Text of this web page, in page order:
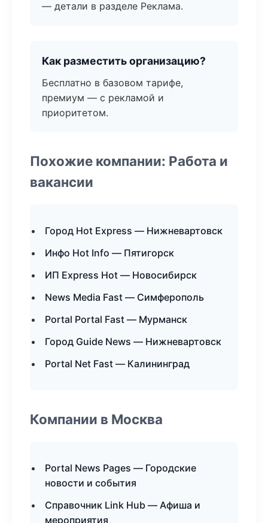
— детали в разделе Реклама.
Как разместить организацию?
Бесплатно в базовом тарифе,
премиум — с рекламой и
приоритетом.
Похожие компании: Работа и
вакансии
Город Hot Express — Нижневартовск
Инфо Hot Info — Пятигорск
ИП Express Hot — Новосибирск
News Media Fast — Симферополь
Portal Portal Fast — Мурманск
Город Guide News — Нижневартовск
Portal Net Fast — Калининград
Компании в Москва
Portal News Pages — Городские
новости и события
Справочник Link Hub — Афиша и
мероприятия